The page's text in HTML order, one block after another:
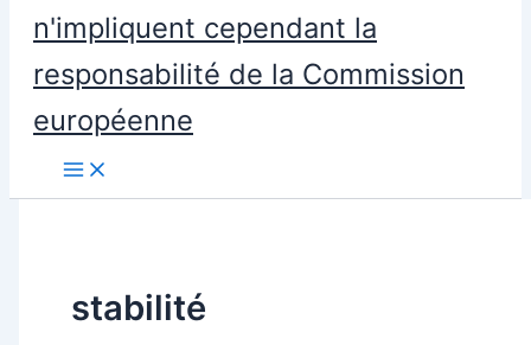
n'impliquent cependant la
responsabilité de la Commission
européenne
stabilité